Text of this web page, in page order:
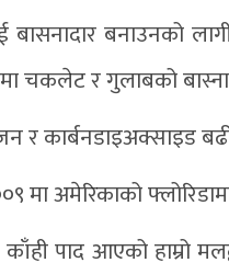
बासनादार बनाउनको
चकलेट र गुलाबको
र कार्बनडाइअक्साइड
मा अमेरिकाको
पाद आएको हाम्रो